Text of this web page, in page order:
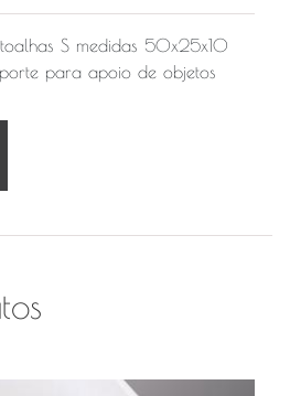
S medidas 50x25x10
para apoio de objetos